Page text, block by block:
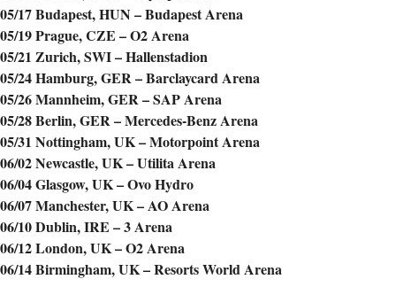
05/17 Budapest, HUN – Budapest Arena
05/19 Prague, CZE – O2 Arena
05/21 Zurich, SWI – Hallenstadion
05/24 Hamburg, GER – Barclaycard Arena
05/26 Mannheim, GER – SAP Arena
05/28 Berlin, GER – Mercedes-Benz Arena
05/31 Nottingham, UK – Motorpoint Arena
06/02 Newcastle, UK – Utilita Arena
06/04 Glasgow, UK – Ovo Hydro
06/07 Manchester, UK – AO Arena
06/10 Dublin, IRE – 3 Arena
06/12 London, UK – O2 Arena
06/14 Birmingham, UK – Resorts World Arena